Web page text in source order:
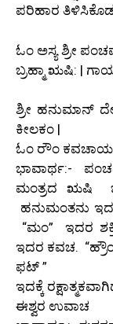
ಪರಿಹಾರ
ಓಂ ಅಸ್ಯ ಶ್ರೀ
ಬ್ರಹ್ಮಾ ಋಷಿ: |
ಶ್ರೀ ಹನುಮಾನ್
ಕೀಲಕಂ |
ಓಂ ರೌಂ ಕವಚಾಯ
ಭಾವಾರ್ಥ:-
ಮಂತ್ರದ ಋಷಿ
ಹನುಮಂತನು
“ಮಂ” ಇದರ
ಇದರ ಕವಚ.
ಫಟ್ ”
ಇದಕ್ಕೆ
ಈಶ್ವರ ಉವಾಚ